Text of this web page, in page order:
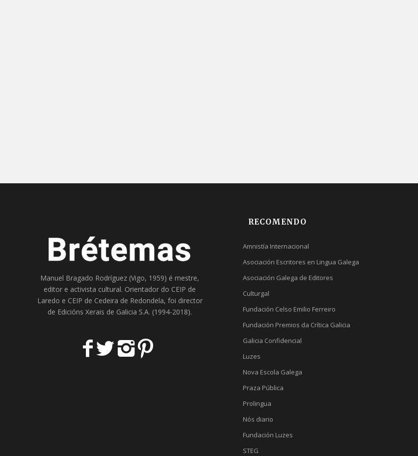
Manuel Bragado Rodríguez (Vigo, 1959) é mestre,
editor e activista cultural. Orientador do CEIP de
Laredo e CEIP de Cedeira de Redondela, foi director
de Edicións Xerais de Galicia S.A. (1994-2018).
RECOMENDO
Amnistía Internacional
Asociación Escritores en Lingua Galega
Asociación Galega de Editores
Culturgal
Fundación Celso Emilio Ferreiro
Fundación Premios da Crítica Galicia
Galicia Confidencial
Luzes
Nova Escola Galega
Praza Pública
Prolingua
Nós diario
Fundación Luzes
STEG